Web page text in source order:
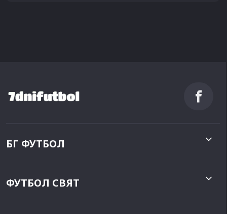
БГ ФУТБОЛ
ФУТБОЛ СВЯТ